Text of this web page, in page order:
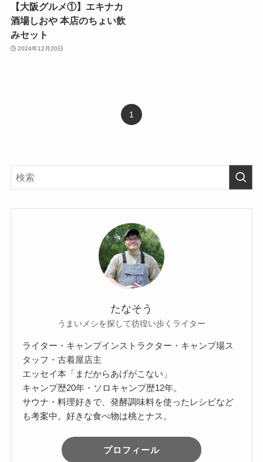
【大阪グルメ①】エキナカ
酒場しおや 本店のちょい飲
みセット
2024年12月20日
1
たなそう
うまいメシを探して彷徨い歩くライター
ライター・キャンプインストラクター・キャンプ場ス
タッフ・古着屋店主
エッセイ本「まだからあげがこない」
キャンプ歴20年・ソロキャンプ歴12年。
サウナ・料理好きで、発酵調味料を使ったレシピなど
も考案中。好きな食べ物は桃とナス。
プロフィール